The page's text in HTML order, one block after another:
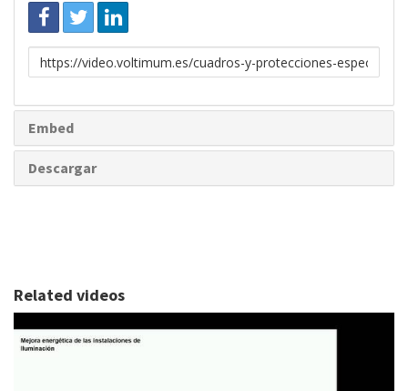
Enlace
para
Embed
Descargar
Related videos